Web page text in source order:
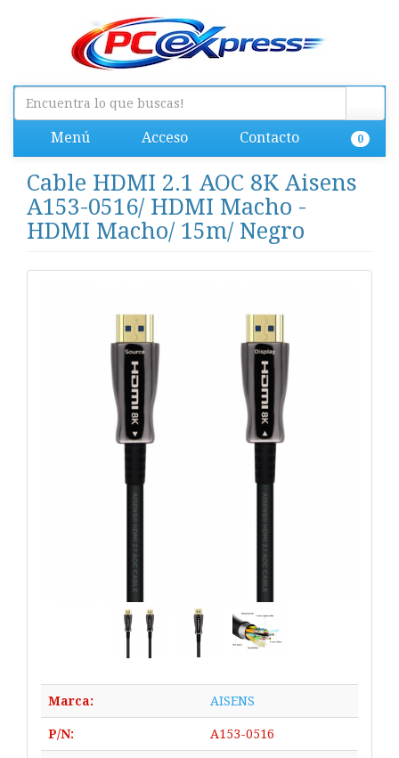
Menú Acceso Contacto 0
Cable HDMI 2.1 AOC 8K Aisens
A153-0516/ HDMI Macho -
HDMI Macho/ 15m/ Negro
Marca: AISENS
P/N: A153-0516